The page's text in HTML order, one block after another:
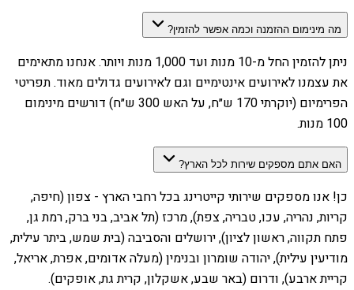
מה מינימום ההזמנה וכמה אפשר להזמין?
ניתן להזמין החל מ-10 מנות ועד 1,000 מנות ויותר. אנחנו מתאימים
את עצמנו לאירועים אינטימיים וגם לאירועים גדולים מאוד. תפריטי
הפרימיום (יוקרתי 170 ש״ח, על האש 300 ש״ח) דורשים מינימום
100 מנות.
האם אתם מספקים שירות לכל הארץ?
כן! אנו מספקים שירותי קייטרינג בכל רחבי הארץ - צפון (חיפה,
קריות, נהריה, עכו, טבריה, צפת), מרכז (תל אביב, בני ברק, רמת גן,
פתח תקווה, ראשון לציון), ירושלים והסביבה (בית שמש, ביתר עילית,
מודיעין עילית), יהודה שומרון ובנימין (מעלה אדומים, אפרת, אריאל,
קריית ארבע), ודרום (באר שבע, אשקלון, קרית גת, אופקים).